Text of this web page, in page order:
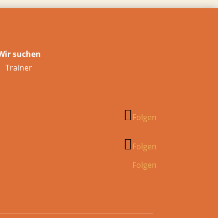
suchen
Trainer
Folgen
Folgen
Folgen